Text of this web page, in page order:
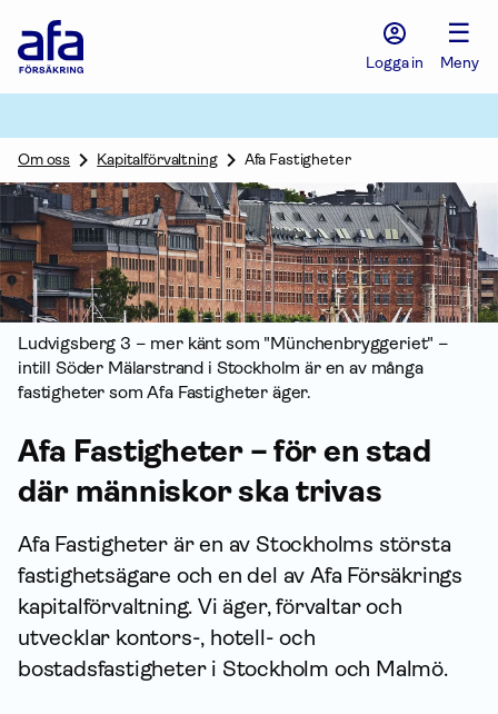
Försäkring
Logga in
☰
Meny
Om oss Kapitalförvaltning Afa Fastigheter
Ludvigsberg 3 – mer känt som "Münchenbryggeriet" –
intill Söder Mälarstrand i Stockholm är en av många
fastigheter som Afa Fastigheter äger.
Afa Fastigheter – för en stad
där människor ska trivas
Afa Fastigheter är en av Stockholms största
fastighetsägare och en del av Afa Försäkrings
kapital­förvaltning. Vi äger, förvaltar och
utvecklar kontors-, hotell- och
bostadsfastigheter i Stockholm och Malmö.